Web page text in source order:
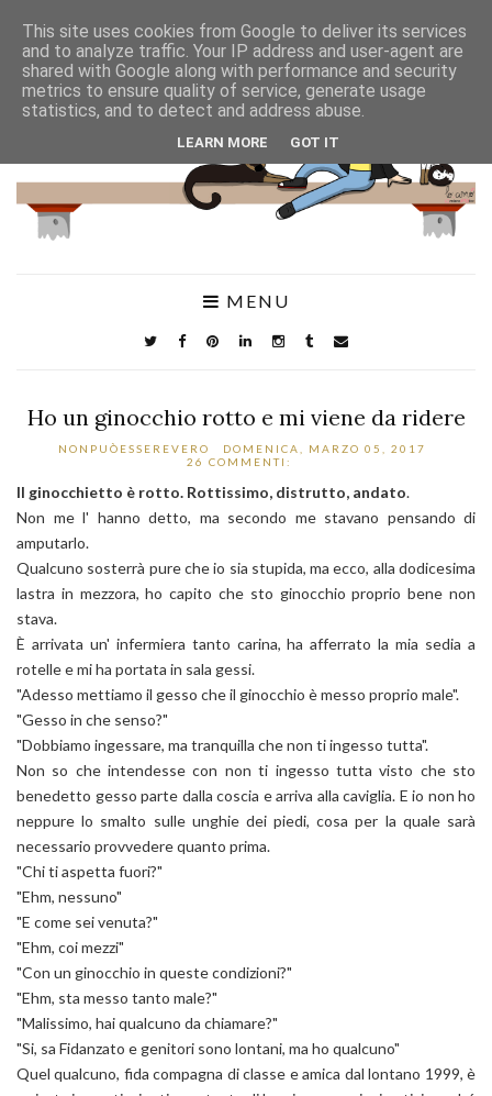
MENU
Ho un ginocchio rotto e mi viene da ridere
NONPUÒESSEREVERO
DOMENICA, MARZO 05, 2017
26 COMMENTI:
Il ginocchietto è rotto. Rottissimo, distrutto, andato.
Non me l' hanno detto, ma secondo me stavano pensando di
amputarlo.
Qualcuno sosterrà pure che io sia stupida, ma ecco, alla dodicesima
lastra in mezzora, ho capito che sto ginocchio proprio bene non
stava.
È arrivata un' infermiera tanto carina, ha afferrato la mia sedia a
rotelle e mi ha portata in sala gessi.
"Adesso mettiamo il gesso che il ginocchio è messo proprio male".
"Gesso in che senso?"
"Dobbiamo ingessare, ma tranquilla che non ti ingesso tutta".
Non so che intendesse con non ti ingesso tutta visto che sto
benedetto gesso parte dalla coscia e arriva alla caviglia. E io non ho
neppure lo smalto sulle unghie dei piedi, cosa per la quale sarà
necessario provvedere quanto prima.
"Chi ti aspetta fuori?"
"Ehm, nessuno"
"E come sei venuta?"
"Ehm, coi mezzi"
"Con un ginocchio in queste condizioni?"
"Ehm, sta messo tanto male?"
"Malissimo, hai qualcuno da chiamare?"
"Si, sa Fidanzato e genitori sono lontani, ma ho qualcuno"
Quel qualcuno, fida compagna di classe e amica dal lontano 1999, è
This site uses cookies from Google to deliver its services
and to analyze traffic. Your IP address and user-agent are
shared with Google along with performance and security
metrics to ensure quality of service, generate usage
statistics, and to detect and address abuse.
LEARN MORE GOT IT